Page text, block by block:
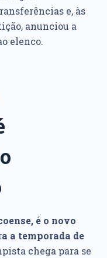
e, às
anunciou a
elenco.
é o novo
a temporada de
chega para se